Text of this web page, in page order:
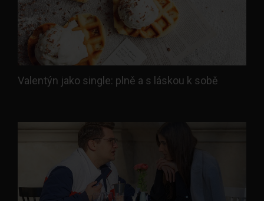
Valentýn jako single: plně a s láskou k sobě